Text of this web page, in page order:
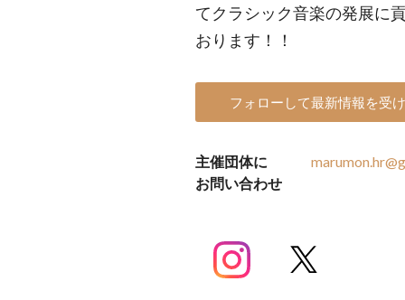
てクラシック音楽の発展に
おります！！
フォローして最新情報を受
主催団体に
お問い合わせ